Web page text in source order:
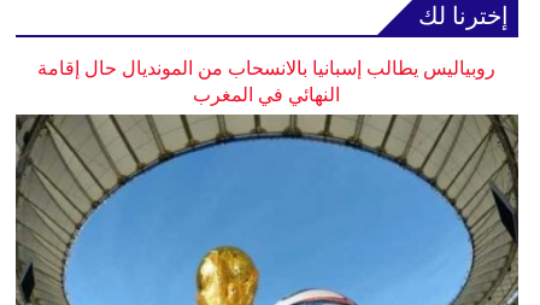
إخترنا لك
روبياليس يطالب إسبانيا بالانسحاب من المونديال حال إقامة
النهائي في المغرب